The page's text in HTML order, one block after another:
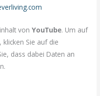
vonYouTube. Um auf
Sie auf die
dass dabei Daten an